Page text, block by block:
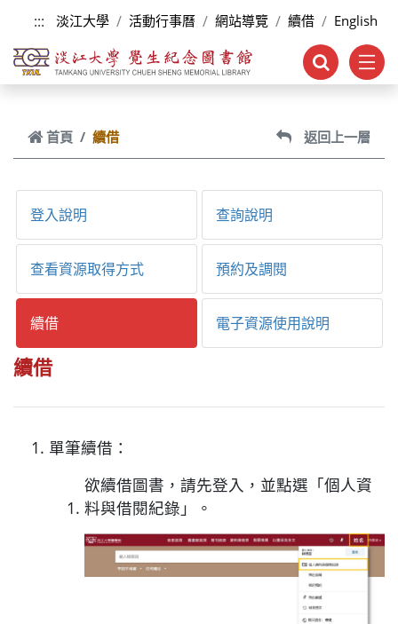
跳到主要內容
::: 淡江大學 活動行事曆 網站導覽 續借 English
首頁 續借 返回上一層
登入說明 查詢說明
查看資源取得方式 預約及調閱
續借 電子資源使用說明
續借
單筆續借：
欲續借圖書，請先登入，並點選「個人資
料與借閱紀錄」。